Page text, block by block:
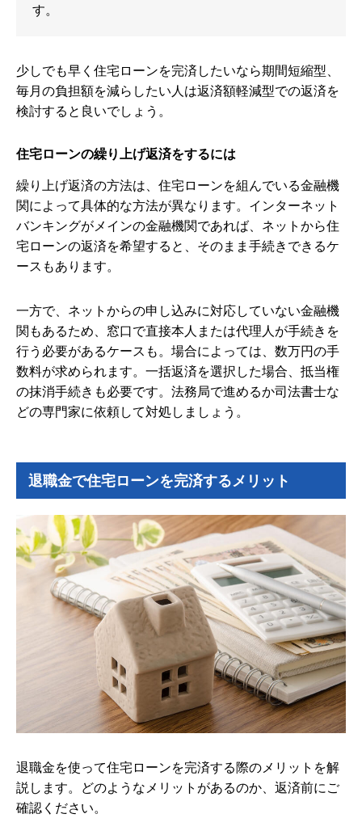
す。
少しでも早く住宅ローンを完済したいなら期間短縮型、
毎月の負担額を減らしたい人は返済額軽減型での返済を
検討すると良いでしょう。
住宅ローンの繰り上げ返済をするには
繰り上げ返済の方法は、住宅ローンを組んでいる金融機
関によって具体的な方法が異なります。インターネット
バンキングがメインの金融機関であれば、ネットから住
宅ローンの返済を希望すると、そのまま手続きできるケ
ースもあります。
一方で、ネットからの申し込みに対応していない金融機
関もあるため、窓口で直接本人または代理人が手続きを
行う必要があるケースも。場合によっては、数万円の手
数料が求められます。一括返済を選択した場合、抵当権
の抹消手続きも必要です。法務局で進めるか司法書士な
どの専門家に依頼して対処しましょう。
退職金で住宅ローンを完済するメリット
退職金を使って住宅ローンを完済する際のメリットを解
説します。どのようなメリットがあるのか、返済前にご
確認ください。